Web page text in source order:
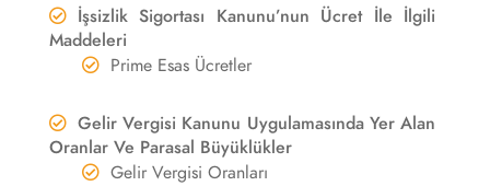
İşsizlik Sigortası Kanunu’nun Ücret İle İlgili
Maddeleri
Prime Esas Ücretler
Gelir Vergisi Kanunu Uygulamasında Yer Alan
Oranlar Ve Parasal Büyüklükler
Gelir Vergisi Oranları